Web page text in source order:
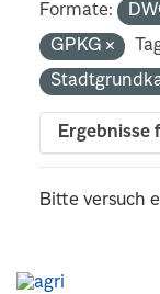
Formate:
GPKG
Ergebnisse
Bitte versuch